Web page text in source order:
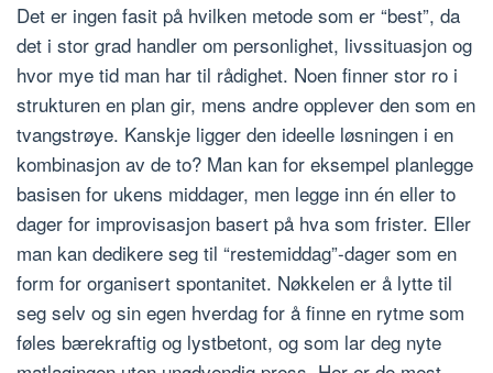
Det er ingen fasit på hvilken metode som er “best”, da
det i stor grad handler om personlighet, livssituasjon og
hvor mye tid man har til rådighet. Noen finner stor ro i
strukturen en plan gir, mens andre opplever den som en
tvangstrøye. Kanskje ligger den ideelle løsningen i en
kombinasjon av de to? Man kan for eksempel planlegge
basisen for ukens middager, men legge inn én eller to
dager for improvisasjon basert på hva som frister. Eller
man kan dedikere seg til “restemiddag”-dager som en
form for organisert spontanitet. Nøkkelen er å lytte til
seg selv og sin egen hverdag for å finne en rytme som
føles bærekraftig og lystbetont, og som lar deg nyte